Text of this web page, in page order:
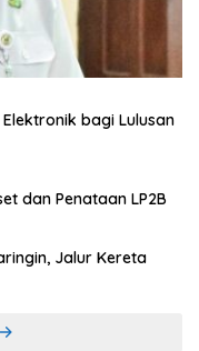
bagi Lulusan
dan Penataan LP2B
Jalur Kereta